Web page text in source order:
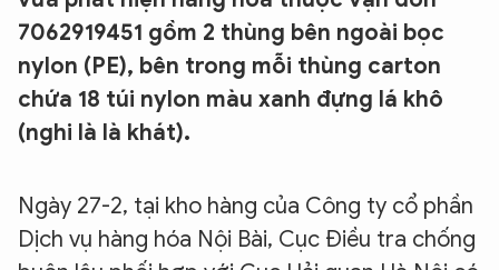
7062919451 gồm 2 thùng bên ngoài bọc
nylon (PE), bên trong mỗi thùng carton
chứa 18 túi nylon màu xanh đựng lá khô
(nghi là là khát).
Ngày 27-2, tại kho hàng của Công ty cổ phần
Dịch vụ hàng hóa Nội Bài, Cục Điều tra chống